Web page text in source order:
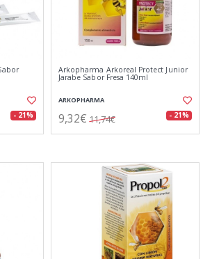
- 21%
Arkopharma Arkoreal Protect Junior
Jarabe Sabor Fresa 140ml
ARKOPHARMA
9,32€ 11,74€ - 21%